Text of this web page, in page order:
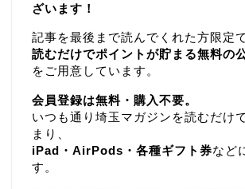
ざいます！
記事を最後まで読んでくれた方限定で
読むだけでポイントが貯まる無料の
をご用意しています。
会員登録は無料・購入不要。
いつも通り埼玉マガジンを読むだけ
まり、
iPad・AirPods・各種ギフト券など
す。